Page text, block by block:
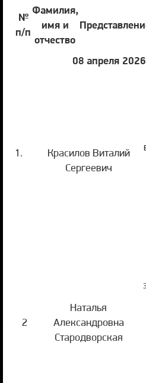
№
п/п
Фамилия,
имя и
отчество
08 апреля
1.
Красилов Виталий
Сергеевич
2
Наталья
Александровна
Стародворская